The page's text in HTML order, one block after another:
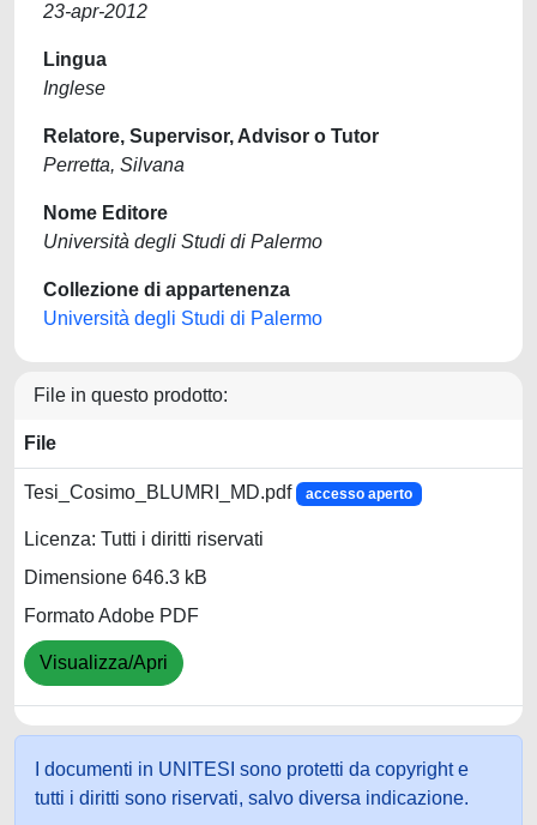
23-apr-2012
Lingua
Inglese
Relatore, Supervisor, Advisor o Tutor
Perretta, Silvana
Nome Editore
Università degli Studi di Palermo
Collezione di appartenenza
Università degli Studi di Palermo
File in questo prodotto:
File
Tesi_Cosimo_BLUMRI_MD.pdf accesso aperto
Licenza: Tutti i diritti riservati
Dimensione 646.3 kB
Formato Adobe PDF
Visualizza/Apri
I documenti in UNITESI sono protetti da copyright e
tutti i diritti sono riservati, salvo diversa indicazione.